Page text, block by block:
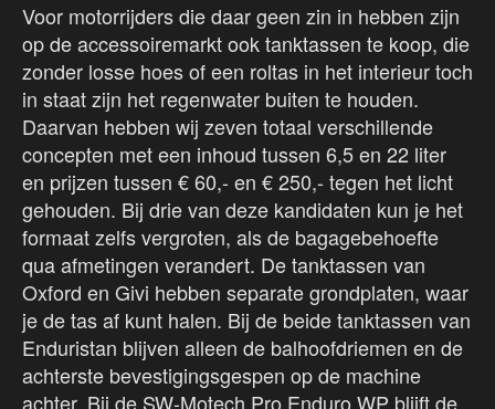
Voor motorrijders die daar geen zin in hebben zijn
op de accessoiremarkt ook tanktassen te koop, die
zonder losse hoes of een roltas in het interieur toch
in staat zijn het regenwater buiten te houden.
Daarvan hebben wij zeven totaal verschillende
concepten met een inhoud tussen 6,5 en 22 liter
en prijzen tussen € 60,- en € 250,- tegen het licht
gehouden. Bij drie van deze kandidaten kun je het
formaat zelfs vergroten, als de bagagebehoefte
qua afmetingen verandert. De tanktassen van
Oxford en Givi hebben separate grondplaten, waar
je de tas af kunt halen. Bij de beide tanktassen van
Enduristan blijven alleen de balhoofdriemen en de
achterste bevestigingsgespen op de machine
achter. Bij de SW-Motech Pro Enduro WP blijft de